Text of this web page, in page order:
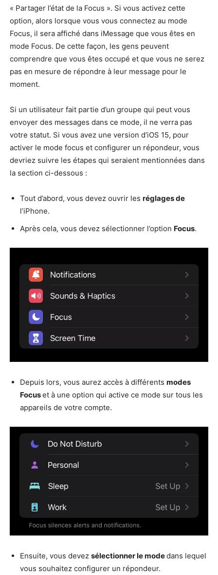
« Partager l’état de la Focus ». Si vous activez cette
option, alors lorsque vous vous connectez au mode
Focus, il sera affiché dans iMessage que vous êtes en
mode Focus. De cette façon, les gens peuvent
comprendre que vous êtes occupé et que vous ne serez
pas en mesure de répondre à leur message pour le
moment.
Si un utilisateur fait partie d’un groupe qui peut vous
envoyer des messages dans ce mode, il ne verra pas
votre statut. Si vous avez une version d’iOS 15, pour
activer le mode focus et configurer un répondeur, vous
devriez suivre les étapes qui seraient mentionnées dans
la section ci-dessous :
Tout d’abord, vous devez ouvrir les réglages de
l’iPhone.
Après cela, vous devez sélectionner l’option Focus.
Depuis lors, vous aurez accès à différents modes
Focuset à une option qui active ce mode sur tous les
appareils de votre compte.
Ensuite, vous devez sélectionner le modedans lequel
vous souhaitez configurer un répondeur.